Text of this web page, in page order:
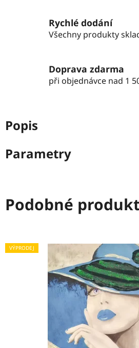
Rychlé dodání
Všechny produkty
Doprava zdarma
při objednávce nad 1
Popis
Parametry
Podobné
VÝPRODEJ